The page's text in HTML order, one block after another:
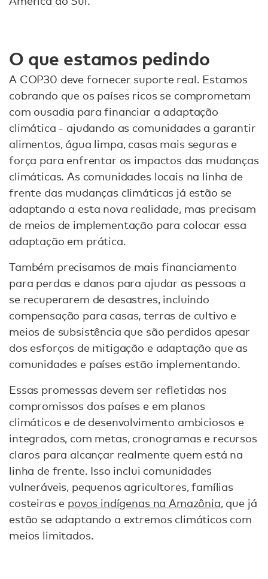
O que estamos pedindo
A COP30 deve fornecer suporte real. Estamos
cobrando que os países ricos se comprometam
com ousadia para financiar a adaptação
climática - ajudando as comunidades a garantir
alimentos, água limpa, casas mais seguras e
força para enfrentar os impactos das mudanças
climáticas. As comunidades locais na linha de
frente das mudanças climáticas já estão se
adaptando a esta nova realidade, mas precisam
de meios de implementação para colocar essa
adaptação em prática.
Também precisamos de mais financiamento
para perdas e danos para ajudar as pessoas a
se recuperarem de desastres, incluindo
compensação para casas, terras de cultivo e
meios de subsistência que são perdidos apesar
dos esforços de mitigação e adaptação que as
comunidades e países estão implementando.
Essas promessas devem ser refletidas nos
compromissos dos países e em planos
climáticos e de desenvolvimento ambiciosos e
integrados, com metas, cronogramas e recursos
claros para alcançar realmente quem está na
linha de frente. Isso inclui comunidades
vulneráveis, pequenos agricultores, famílias
costeiras e povos indígenas na Amazônia, que já
estão se adaptando a extremos climáticos com
meios limitados.